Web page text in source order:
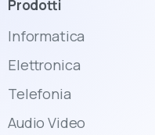
Prodotti
Informatica
Elettronica
Telefonia
Audio Video